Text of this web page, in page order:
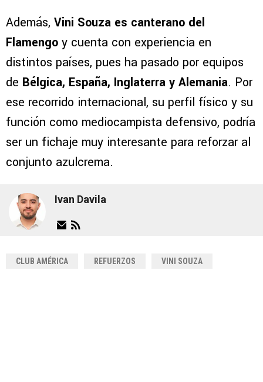
Además, Vini Souza es canterano del
Flamengo y cuenta con experiencia en
distintos países, pues ha pasado por equipos
de Bélgica, España, Inglaterra y Alemania. Por
ese recorrido internacional, su perfil físico y su
función como mediocampista defensivo, podría
ser un fichaje muy interesante para reforzar al
conjunto azulcrema.
Ivan Davila
CLUB AMÉRICA REFUERZOS VINI SOUZA